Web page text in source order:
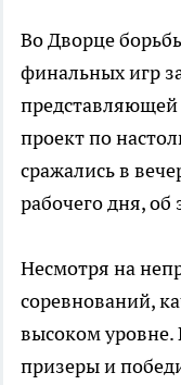
Во Дворце
финальных игр
проект по
сражались в
рабочего дня,
Несмотря на
соревнований,
высоком уровне.
призеры и